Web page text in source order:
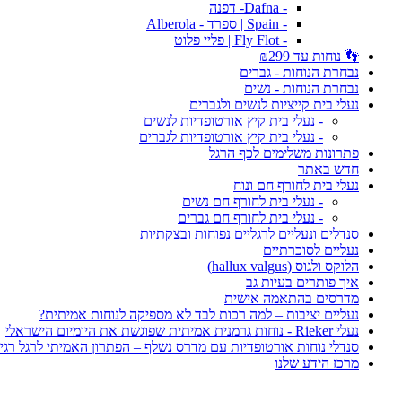
- Dafna- דפנה
- Spain | ספרד - Alberola
- Fly Flot | פליי פלוט
👣 נוחות עד ₪299
נבחרת הנוחות - גברים
נבחרת הנוחות - נשים
נעלי בית קייציות לנשים ולגברים
- נעלי בית קיץ אורטופדיות לנשים
- נעלי בית קיץ אורטופדיות לגברים
פתרונות משלימים לכף הרגל
חדש באתר
נעלי בית לחורף חם ונוח
- נעלי בית לחורף חם נשים
- נעלי בית לחורף חם גברים
סנדלים ונעליים לרגליים נפוחות ובצקתיות
נעליים לסוכרתיים
הלוקס ולגוס (hallux valgus)
איך פותרים בעיות גב
מדרסים בהתאמה אישית
נעליים יציבות – למה רכות לבד לא מספיקה לנוחות אמיתית?
נעלי Rieker - נוחות גרמנית אמיתית שפוגשת את היומיום הישראלי
סנדלי נוחות אורטופדיות עם מדרס נשלף – הפתרון האמיתי לרגל
מרכז הידע שלנו